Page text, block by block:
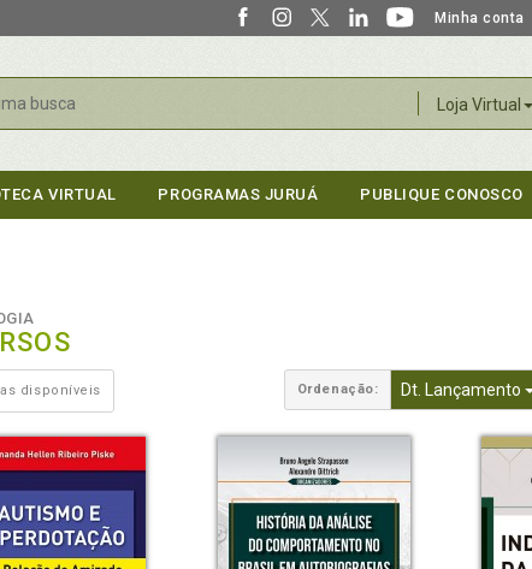
Minha conta
Loja Virtual
VIRTUAL PROGRAMAS JURUÁ PUBLIQUE CONOSCO
disponíveis Ordenação: Dt. Lançamento